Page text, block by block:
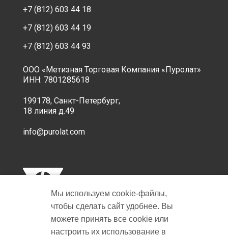
+7 (812) 603 44 18
+7 (812) 603 44 19
+7 (812) 603 44 93
ООО «Метизная Торговая Компания «Пуролат»
ИНН: 7801285618
199178, Санкт-Петербург,
18 линия д.49
info@purolat.com
Мы используем cookie‑файлы,
чтобы сделать сайт удобнее. Вы
можете принять все cookie или
настроить их использование в